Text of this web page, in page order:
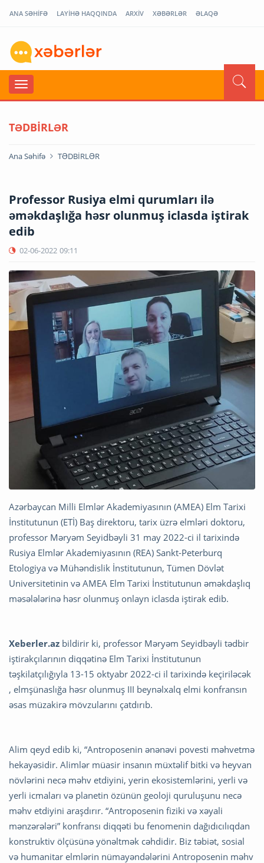
ANA SƏHİFƏ LAYİHƏ HAQQINDA ARXİV XƏBƏRLƏR ƏLAQƏ
TƏDBİRLƏR
Ana Səhifə TƏDBİRLƏR
Professor Rusiya elmi qurumları ilə
əməkdaşlığa həsr olunmuş iclasda iştirak
edib
02-06-2022 09:11
Azərbaycan Milli Elmlər Akademiyasının (AMEA) Elm Tarixi
İnstitutunun (ETİ) Baş direktoru, tarix üzrə elmləri doktoru,
professor Məryəm Seyidbəyli 31 may 2022-ci il tarixində
Rusiya Elmlər Akademiyasının (REA) Sankt-Peterburq
Etologiya və Mühəndislik İnstitutunun, Tümen Dövlət
Universitetinin və AMEA Elm Tarixi İnstitutunun əməkdaşlıq
məsələlərinə həsr olunmuş onlayn iclasda iştirak edib.
Xeberler.az bildirir ki, professor Məryəm Seyidbəyli tədbir
iştirakçılarının diqqətinə Elm Tarixi İnstitutunun
təşkilatçılığıyla 13-15 oktyabr 2022-ci il tarixində keçiriləcək
, elmşünaslığa həsr olunmuş III beynəlxalq elmi konfransın
əsas müzakirə mövzularını çatdırıb.
Alim qeyd edib ki, “Antroposenin ənənəvi povesti məhvetmə
hekayəsidir. Alimlər müasir insanın müxtəlif bitki və heyvan
növlərini necə məhv etdiyini, yerin ekosistemlərini, yerli və
yerli icmaları və planetin özünün geoloji quruluşunu necə
məhv etdiyini araşdırır. “Antroposenin fiziki və xəyali
mənzərələri” konfransı diqqəti bu fenomenin dağıdıcılıqdan
konstruktiv ölçüsünə yönəltmək cəhdidir. Biz təbiət, sosial
və humanitar elmlərin nümayəndələrini Antroposenin məhv